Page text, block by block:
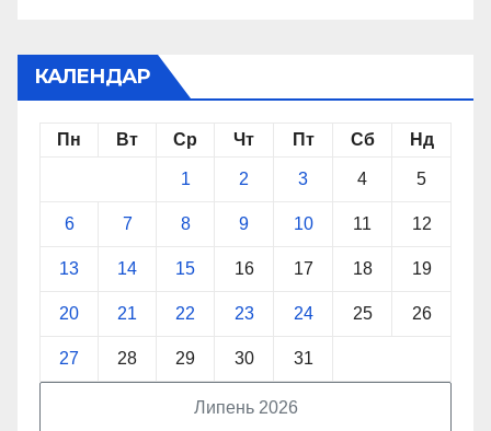
КАЛЕНДАР
Липень 2026
Пн Вт Ср Чт Пт Сб Нд
1 2 3 4 5
6 7 8 9 10 11 12
13 14 15 16 17 18 19
20 21 22 23 24 25 26
27 28 29 30 31